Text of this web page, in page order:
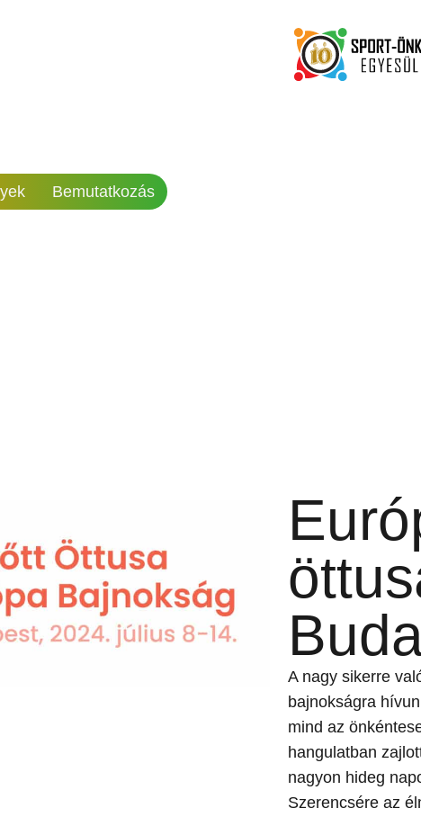
Bemutatkozás
A nagy sikerre
bajnokságra
mind az
hangulatban
nagyon hideg
Szerencsére az